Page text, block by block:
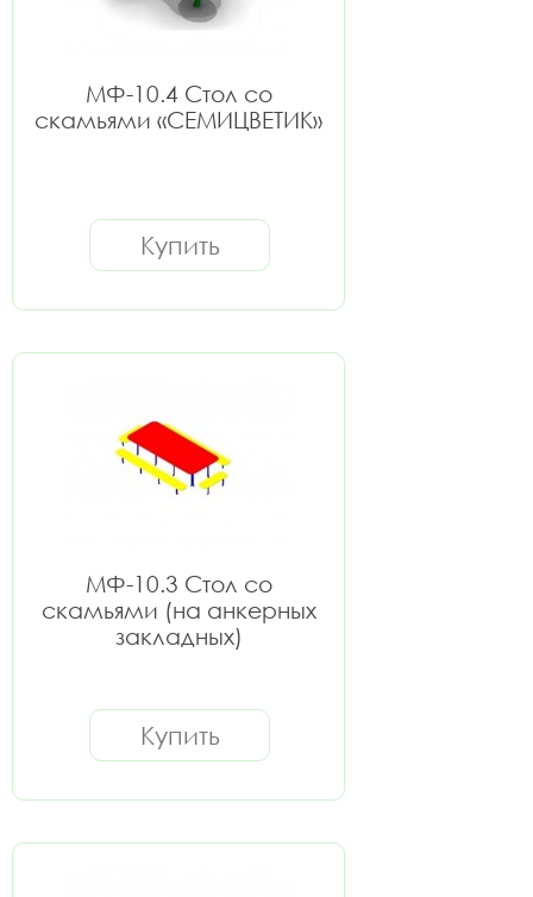
МФ-10.4 Стол со
скамьями «СЕМИЦВЕТИК»
Купить
МФ-10.3 Стол со
скамьями (на анкерных
закладных)
Купить